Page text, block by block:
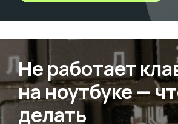
Не работает
на ноутбуке —
делать